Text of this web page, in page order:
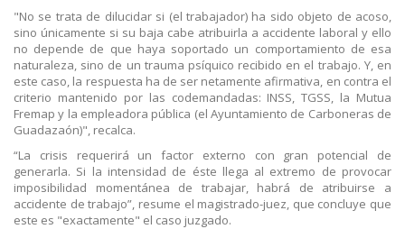
"No se trata de dilucidar si (el trabajador) ha sido objeto de acoso,
sino únicamente si su baja cabe atribuirla a accidente laboral y ello
no depende de que haya soportado un comportamiento de esa
naturaleza, sino de un trauma psíquico recibido en el trabajo. Y, en
este caso, la respuesta ha de ser netamente afirmativa, en contra el
criterio mantenido por las codemandadas: INSS, TGSS, la Mutua
Fremap y la empleadora pública (el Ayuntamiento de Carboneras de
Guadazaón)", recalca.
“La crisis requerirá un factor externo con gran potencial de
generarla. Si la intensidad de éste llega al extremo de provocar
imposibilidad momentánea de trabajar, habrá de atribuirse a
accidente de trabajo”, resume el magistrado-juez, que concluye que
este es "exactamente" el caso juzgado.